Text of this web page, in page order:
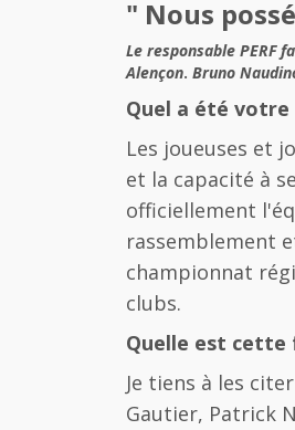
" Nous
Le responsable PERF
Alençon. Bruno
Quel a été votre
Les joueuses et
et la capacité à
officiellement
rassemblement
championnat
clubs.
Quelle est cette
Je tiens à les
Gautier, Patrick